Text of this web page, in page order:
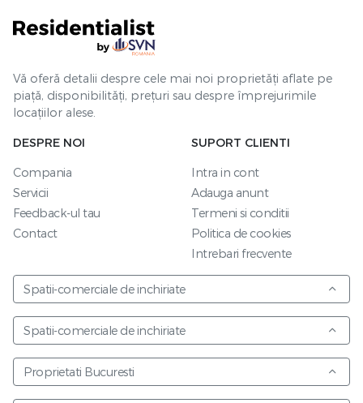
Vă oferă detalii despre cele mai noi proprietăți aflate pe
piață, disponibilități, prețuri sau despre împrejurimile
locațiilor alese.
DESPRE NOI
Compania
Servicii
Feedback-ul tau
Contact
SUPORT CLIENTI
Intra in cont
Adauga anunt
Termeni si conditii
Politica de cookies
Intrebari frecvente
Spatii-comerciale de inchiriate
Spatii-comerciale de inchiriate
Proprietati Bucuresti